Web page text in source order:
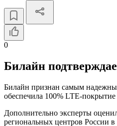
0
Билайн
Билайн признан самым
обеспечила 100% LTE-
Дополнительно эксперты
региональных центров России